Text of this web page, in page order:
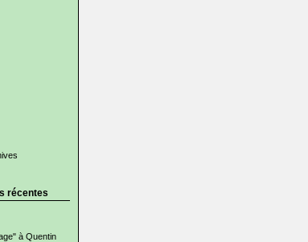
récentes
à Quentin